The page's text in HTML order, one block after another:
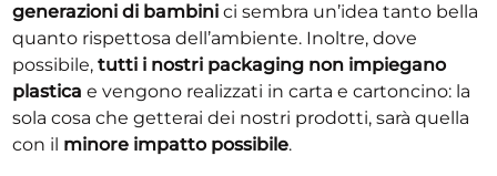
generazioni di bambini ci sembra un’idea tanto bella
quanto rispettosa dell’ambiente. Inoltre, dove
possibile,tutti i nostri packaging non impiegano
plastica e vengono realizzati in carta e cartoncino: la
sola cosa che getterai dei nostri prodotti, sarà quella
con il minore impatto possibile.